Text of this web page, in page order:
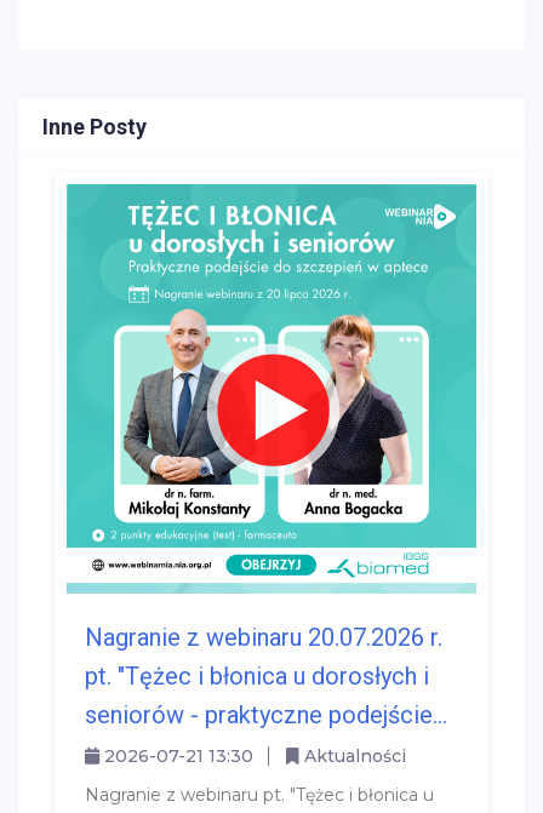
Inne Posty
Nagranie z webinaru 20.07.2026 r.
pt. "Tężec i błonica u dorosłych i
seniorów - praktyczne podejście...
2026-07-21 13:30
Aktualności
Nagranie z webinaru pt. "Tężec i błonica u